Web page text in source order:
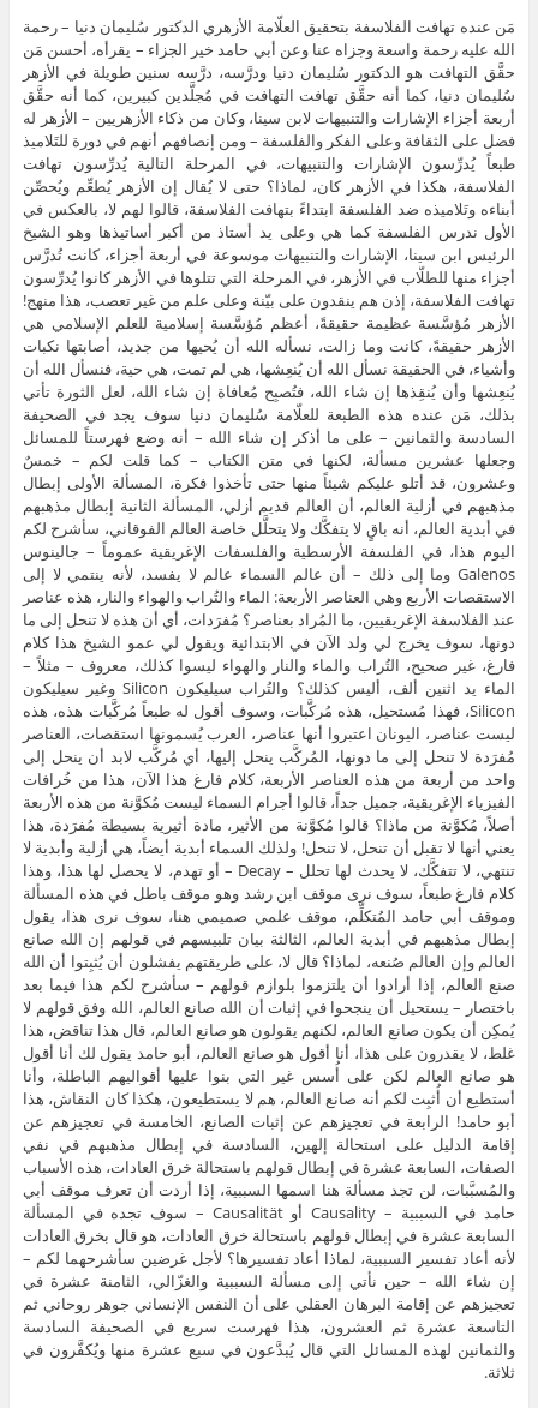
مَن عنده تهافت الفلاسفة بتحقيق العلّامة الأزهري الدكتور سُليمان دنيا – رحمة
الله عليه رحمة واسعة وجزاه عنا وعن أبي حامد خير الجزاء – يقرأه، أحسن مَن
حقَّق التهافت هو الدكتور سُليمان دنيا ودرَّسه، درَّسه سنين طويلة في الأزهر
سُليمان دنيا، كما أنه حقَّق تهافت التهافت في مُجلَّدين كبيرين، كما أنه حقَّق
أربعة أجزاء الإشارات والتنبيهات لابن سينا، وكان من ذكاء الأزهريين – الأزهر له
فضل على الثقافة وعلى الفكر والفلسفة – ومن إنصافهم أنهم في دورة للتَلاميذ
طبعاً يُدرِّسون الإشارات والتنبيهات، في المرحلة التالية يُدرِّسون تهافت
الفلاسفة، هكذا في الأزهر كان، لماذا؟ حتى لا يُقال إن الأزهر يُطعِّم ويُحصِّن
أبناءه وتَلاميذه ضد الفلسفة ابتداءً بتهافت الفلاسفة، قالوا لهم لا، بالعكس في
الأول ندرس الفلسفة كما هي وعلى يد أستاذ من أكبر أساتيذها وهو الشيخ
الرئيس ابن سينا، الإشارات والتنبيهات موسوعة في أربعة أجزاء، كانت تُدرَّس
أجزاء منها للطلّاب في الأزهر، في المرحلة التي تتلوها في الأزهر كانوا يُدرِّسون
تهافت الفلاسفة، إذن هم ينقدون على بيّنة وعلى علم من غير تعصب، هذا منهج!
الأزهر مُؤسَّسة عظيمة حقيقةً، أعظم مُؤسَّسة إسلامية للعلم الإسلامي هي
الأزهر حقيقةً، كانت وما زالت، نسأله الله أن يُحيها من جديد، أصابتها نكبات
وأشياء، في الحقيقة نسأل الله أن يُنعِشها، هي لم تمت، هي حية، فنسأل الله أن
يُنعِشها وأن يُنقِذها إن شاء الله، فتُصبِح مُعافاة إن شاء الله، لعل الثورة تأتي
بذلك، مَن عنده هذه الطبعة للعلّامة سُليمان دنيا سوف يجد في الصحيفة
السادسة والثمانين – على ما أذكر إن شاء الله – أنه وضع فهرستاً للمسائل
وجعلها عشرين مسألة، لكنها في متن الكتاب – كما قلت لكم – خمسٌ
وعشرون، قد أتلو عليكم شيئاً منها حتى تأخذوا فكرة، المسألة الأولى إبطال
مذهبهم في أزلية العالم، أن العالم قديم أزلي، المسألة الثانية إبطال مذهبهم
في أبدية العالم، أنه باقٍ لا يتفكَّك ولا يتحلَّل خاصة العالم الفوقاني، سأشرح لكم
اليوم هذا، في الفلسفة الأرسطية والفلسفات الإغريقية عموماً – جالينوس
Galenos وما إلى ذلك – أن عالم السماء عالم لا يفسد، لأنه ينتمي لا إلى
الاستقصات الأربع وهي العناصر الأربعة: الماء والتُراب والهواء والنار، هذه عناصر
عند الفلاسفة الإغريقيين، ما المُراد بعناصر؟ مُفرَدات، أي أن هذه لا تنحل إلى ما
دونها، سوف يخرج لي ولد الآن في الابتدائية ويقول لي عمو الشيخ هذا كلام
فارغ، غير صحيح، التُراب والماء والنار والهواء ليسوا كذلك، معروف – مثلاً –
الماء يد اثنين ألف، أليس كذلك؟ والتُراب سيليكون Silicon وغير سيليكون
Silicon، فهذا مُستحيل، هذه مُركَّبات، وسوف أقول له طبعاً مُركَّبات هذه، هذه
ليست عناصر، اليونان اعتبروا أنها عناصر، العرب يُسمونها استقصات، العناصر
مُفرَدة لا تنحل إلى ما دونها، المُركَّب ينحل إليها، أي مُركَّب لابد أن ينحل إلى
واحد من أربعة من هذه العناصر الأربعة، كلام فارغ هذا الآن، هذا من خُرافات
الفيزياء الإغريقية، جميل جداً، قالوا أجرام السماء ليست مُكوَّنة من هذه الأربعة
أصلاً، مُكوَّنة من ماذا؟ قالوا مُكوَّنة من الأثير، مادة أثيرية بسيطة مُفرَدة، هذا
يعني أنها لا تقبل أن تنحل، لا تنحل! ولذلك السماء أبدية أيضاً، هي أزلية وأبدية لا
تنتهي، لا تتفكَّك، لا يحدث لها تحلل – Decay – أو تهدم، لا يحصل لها هذا، وهذا
كلام فارغ طبعاً، سوف نرى موقف ابن رشد وهو موقف باطل في هذه المسألة
وموقف أبي حامد المُتكلِّم، موقف علمي صميمي هنا، سوف نرى هذا، يقول
إبطال مذهبهم في أبدية العالم، الثالثة بيان تلبيسهم في قولهم إن الله صانع
العالم وإن العالم صُنعه، لماذا؟ قال لا، على طريقتهم يفشلون أن يُثبِتوا أن الله
صنع العالم، إذا أرادوا أن يلتزموا بلوازم قولهم – سأشرح لكم هذا فيما بعد
باختصار – يستحيل أن ينجحوا في إثبات أن الله صانع العالم، الله وفق قولهم لا
يُمكِن أن يكون صانع العالم، لكنهم يقولون هو صانع العالم، قال هذا تناقض، هذا
غلط، لا يقدرون على هذا، أنا أقول هو صانع العالم، أبو حامد يقول لك أنا أقول
هو صانع العالم لكن على أُسس غير التي بنوا عليها أقواليهم الباطلة، وأنا
أستطيع أن أُثبِت لكم أنه صانع العالم، هم لا يستطيعون، هكذا كان النقاش، هذا
أبو حامد! الرابعة في تعجيزهم عن إثبات الصانع، الخامسة في تعجيزهم عن
إقامة الدليل على استحالة إلهين، السادسة في إبطال مذهبهم في نفي
الصفات، السابعة عشرة في إبطال قولهم باستحالة خرق العادات، هذه الأسباب
والمُسبَّبات، لن تجد مسألة هنا اسمها السببية، إذا أردت أن تعرف موقف أبي
حامد في السببية – Causality أو Causalität – سوف تجده في المسألة
السابعة عشرة في إبطال قولهم باستحالة خرق العادات، هو قال بخرق العادات
لأنه أعاد تفسير السببية، لماذا أعاد تفسيرها؟ لأجل غرضين سأشرحهما لكم –
إن شاء الله – حين نأتي إلى مسألة السببية والغزّالي، الثامنة عشرة في
تعجيزهم عن إقامة البرهان العقلي على أن النفس الإنساني جوهر روحاني ثم
التاسعة عشرة ثم العشرون، هذا فهرست سريع في الصحيفة السادسة
والثمانين لهذه المسائل التي قال يُبدَّعون في سبع عشرة منها ويُكفَّرون في
ثلاثة.